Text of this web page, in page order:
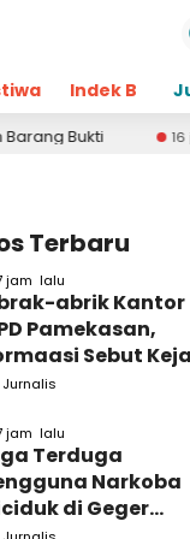
Indek Berita
16 jam lalu
Artis
Terbaru
jam lalu
abrik Kantor
Pamekasan,
Sebut
Jurnalis
jam lalu
Terduga
Narkoba
di Geger